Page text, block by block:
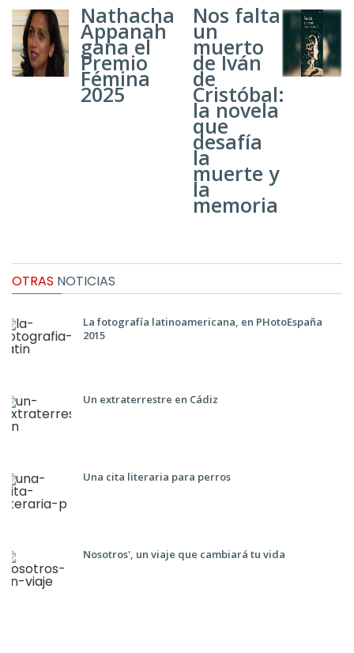
Nathacha
Appanah
gana el
Premio
Fémina
2025
Nos falta
un
muerto
de Iván
de
Cristóbal:
la novela
que
desafía
la
muerte y
la
memoria
OTRAS NOTICIAS
La fotografía latinoamericana, en PHotoEspaña
2015
Un extraterrestre en Cádiz
Una cita literaria para perros
Nosotros', un viaje que cambiará tu vida